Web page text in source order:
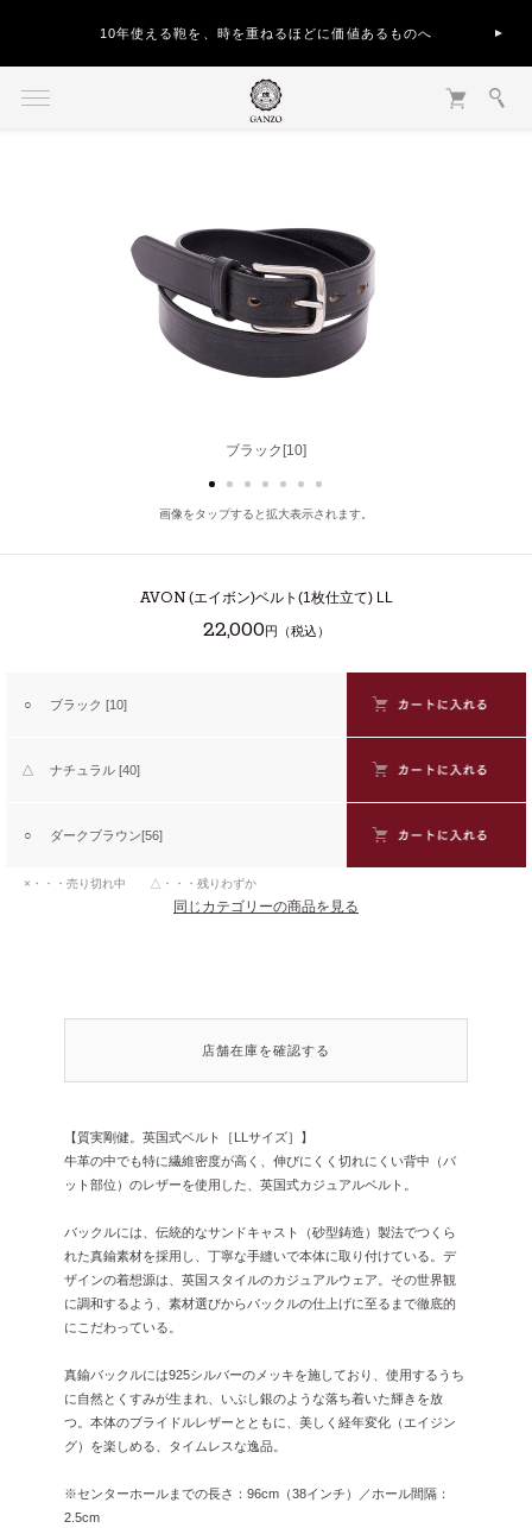
10年使える鞄を、時を重ねるほどに価値あるものへ
ブラック[10]
ナチュラル[40]
画像をタップすると拡大表示されます。
AVON(エイボン)ベルト(1枚仕立て) LL
22,000円（税込）
○ ブラック [10]
△ ナチュラル [40]
○ ダークブラウン[56]
×・・・売り切れ中 △・・・残りわずか
同じカテゴリーの商品を見る
店舗在庫を確認する
【質実剛健。英国式ベルト［LLサイズ］】
牛革の中でも特に繊維密度が高く、伸びにくく切れにくい背中（バ
ット部位）のレザーを使用した、英国式カジュアルベルト。
バックルには、伝統的なサンドキャスト（砂型鋳造）製法でつくら
れた真鍮素材を採用し、丁寧な手縫いで本体に取り付けている。デ
ザインの着想源は、英国スタイルのカジュアルウェア。その世界観
に調和するよう、素材選びからバックルの仕上げに至るまで徹底的
にこだわっている。
真鍮バックルには925シルバーのメッキを施しており、使用するうち
に自然とくすみが生まれ、いぶし銀のような落ち着いた輝きを放
つ。本体のブライドルレザーとともに、美しく経年変化（エイジン
グ）を楽しめる、タイムレスな逸品。
※センターホールまでの長さ：96cm（38インチ）／ホール間隔：
2.5cm